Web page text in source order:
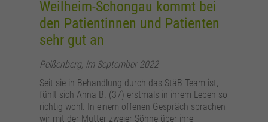
Weilheim-Schongau kommt bei
den Patientinnen und Patienten
sehr gut an
Peißenberg, im September 2022
Seit sie in Behandlung durch das StäB Team ist,
fühlt sich Anna B. (37) erstmals in ihrem Leben so
richtig wohl. In einem offenen Gespräch sprachen
wir mit der Mutter zweier Söhne über ihre
Laufzeit 1 Minute
Zweck
Wird verwendet, um die Anforderungsrate zu
drosseln.